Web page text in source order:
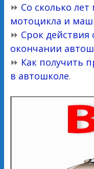
⏩ Со сколько
мотоцикла и
⏩ Срок действия
окончании
⏩ Как получить
в автошколе.